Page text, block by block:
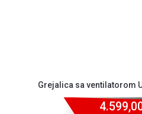
Grejalica sa ventilatorom